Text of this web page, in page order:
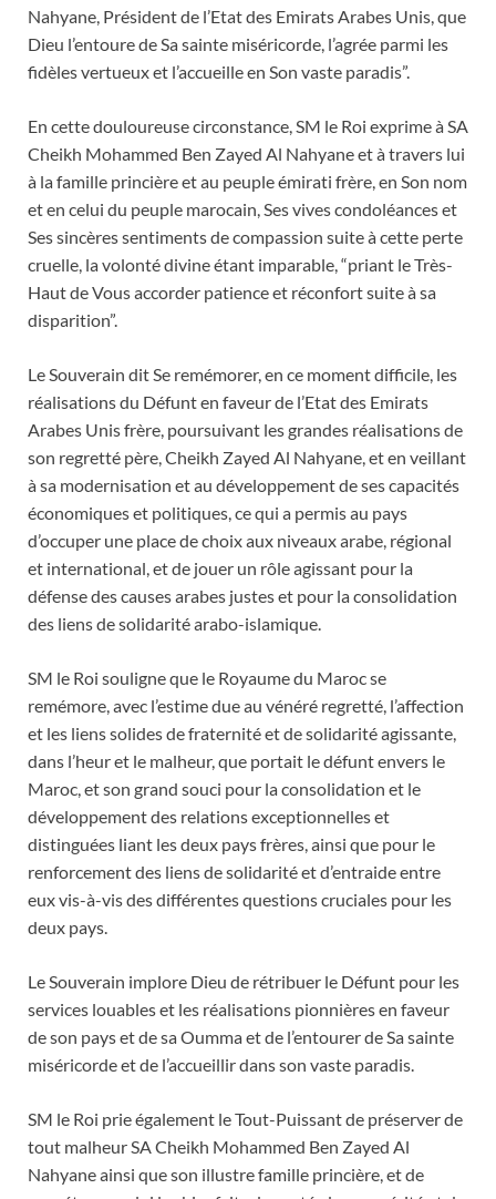
Nahyane, Président de l’Etat des Emirats Arabes Unis, que
Dieu l’entoure de Sa sainte miséricorde, l’agrée parmi les
fidèles vertueux et l’accueille en Son vaste paradis”.
En cette douloureuse circonstance, SM le Roi exprime à SA
Cheikh Mohammed Ben Zayed Al Nahyane et à travers lui
à la famille princière et au peuple émirati frère, en Son nom
et en celui du peuple marocain, Ses vives condoléances et
Ses sincères sentiments de compassion suite à cette perte
cruelle, la volonté divine étant imparable, “priant le Très-
Haut de Vous accorder patience et réconfort suite à sa
disparition”.
Le Souverain dit Se remémorer, en ce moment difficile, les
réalisations du Défunt en faveur de l’Etat des Emirats
Arabes Unis frère, poursuivant les grandes réalisations de
son regretté père, Cheikh Zayed Al Nahyane, et en veillant
à sa modernisation et au développement de ses capacités
économiques et politiques, ce qui a permis au pays
d’occuper une place de choix aux niveaux arabe, régional
et international, et de jouer un rôle agissant pour la
défense des causes arabes justes et pour la consolidation
des liens de solidarité arabo-islamique.
SM le Roi souligne que le Royaume du Maroc se
remémore, avec l’estime due au vénéré regretté, l’affection
et les liens solides de fraternité et de solidarité agissante,
dans l’heur et le malheur, que portait le défunt envers le
Maroc, et son grand souci pour la consolidation et le
développement des relations exceptionnelles et
distinguées liant les deux pays frères, ainsi que pour le
renforcement des liens de solidarité et d’entraide entre
eux vis-à-vis des différentes questions cruciales pour les
deux pays.
Le Souverain implore Dieu de rétribuer le Défunt pour les
services louables et les réalisations pionnières en faveur
de son pays et de sa Oumma et de l’entourer de Sa sainte
miséricorde et de l’accueillir dans son vaste paradis.
SM le Roi prie également le Tout-Puissant de préserver de
tout malheur SA Cheikh Mohammed Ben Zayed Al
Nahyane ainsi que son illustre famille princière, et de